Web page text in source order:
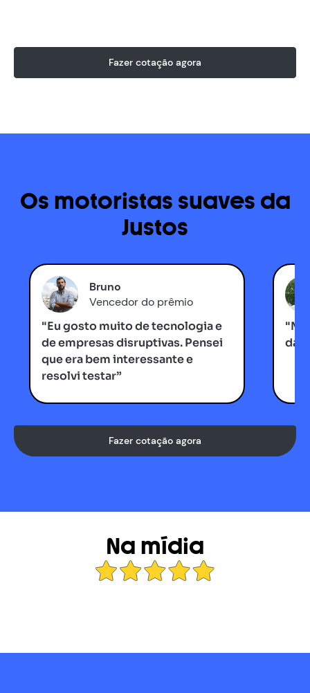
Fazer cotação agora
Os motoristas suaves da
Justos
Bruno
Vencedor do prêmio
"Eu gosto muito de tecnologia e
de empresas disruptivas. Pensei
que era bem interessante e
resolvi testar”
da
Fazer cotação agora
Na mídia